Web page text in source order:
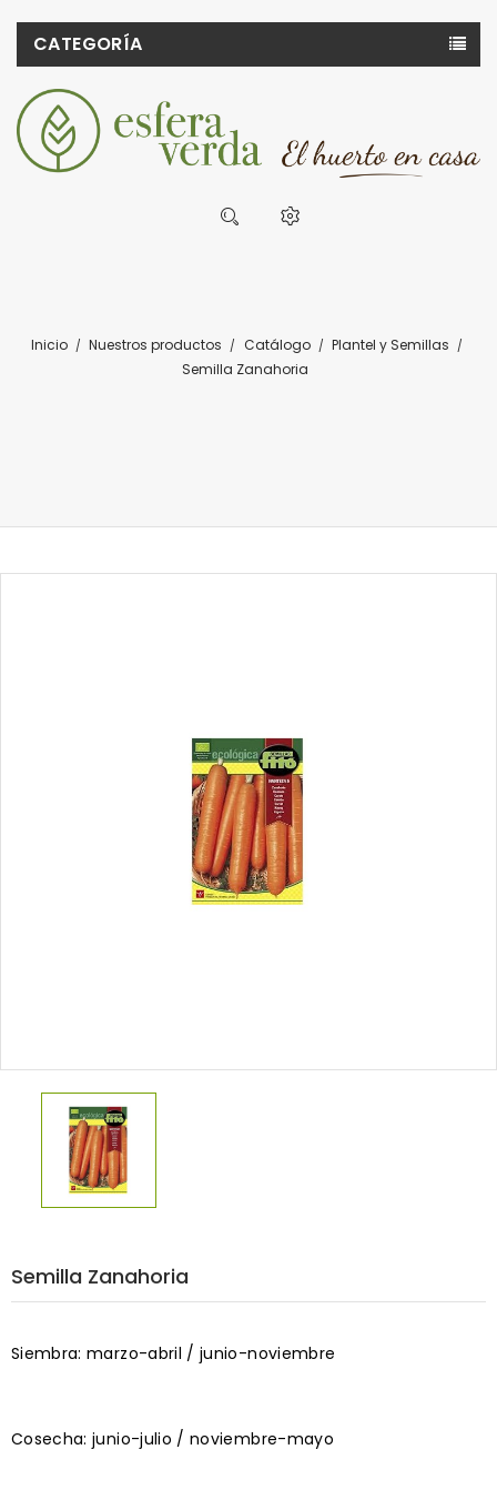
CATEGORÍA
Inicio Nuestros productos Catálogo
Plantel y Semillas
Semilla Zanahoria
Semilla Zanahoria
Siembra: marzo-abril / junio-noviembre
Cosecha: junio-julio / noviembre-mayo